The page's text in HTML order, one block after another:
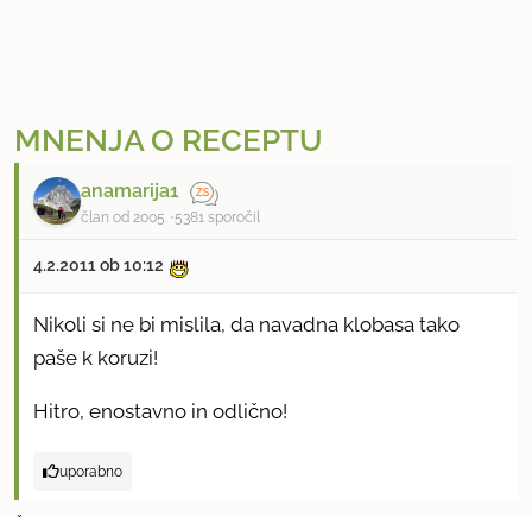
MNENJA O RECEPTU
anamarija1
član od 2005 5381 sporočil
4.2.2011 ob 10:12
Nikoli si ne bi mislila, da navadna klobasa tako
paše k koruzi!
Hitro, enostavno in odlično!
uporabno